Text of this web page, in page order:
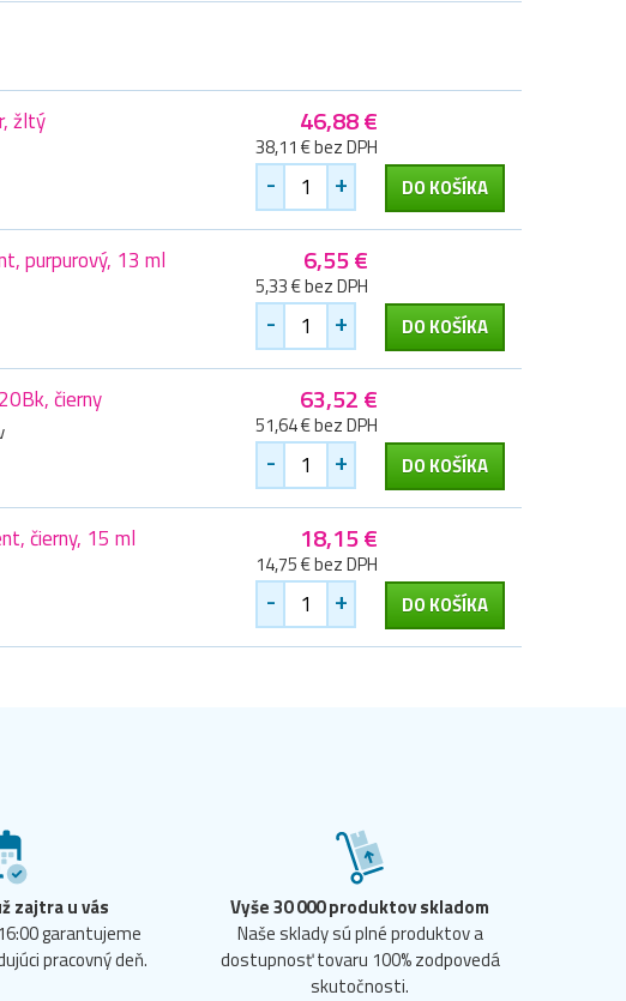
žltý 46,88 €
38,11 € bez DPH
- + DO KOŠÍKA
purpurový, 13 ml 6,55 €
5,33 € bez DPH
- + DO KOŠÍKA
čierny 63,52 €
51,64 € bez DPH
- + DO KOŠÍKA
čierny, 15 ml 18,15 €
14,75 € bez DPH
- + DO KOŠÍKA
zajtra u vás
garantujeme
pracovný deň.
Vyše 30 000 produktov skladom
Naše sklady sú plné produktov a
dostupnosť tovaru 100% zodpovedá
skutočnosti.